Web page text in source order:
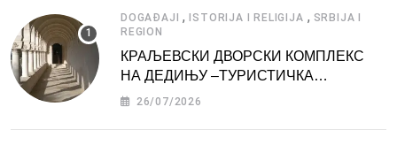
DOGAĐAJI ,ISTORIJA I RELIGIJA , SRBIJA I
REGION
КРАЉЕВСКИ ДВОРСКИ КОМПЛЕКС
НА ДЕДИЊУ –ТУРИСТИЧКА
АТРАКЦИЈА
26/07/2026